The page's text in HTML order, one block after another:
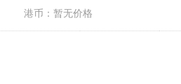
港币： 暂无价格